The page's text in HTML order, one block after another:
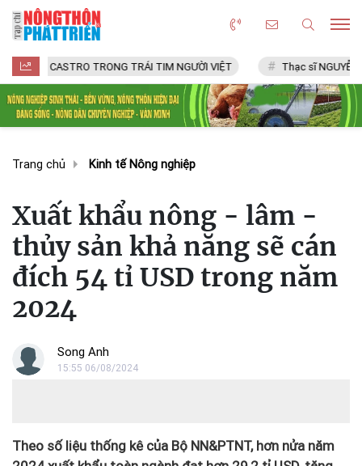
TRONG TRÁI TIM NGƯỜI VIỆT Thạc sĩ NGUYỄN VĂN CHÍ
Trang chủ Kinh tế Nông nghiệp
Xuất khẩu nông - lâm -
thủy sản khả năng sẽ cán
đích 54 tỉ USD trong năm
2024
Song Anh
15:55 06/08/2024
Theo số liệu thống kê của Bộ NN&PTNT, hơn nửa năm